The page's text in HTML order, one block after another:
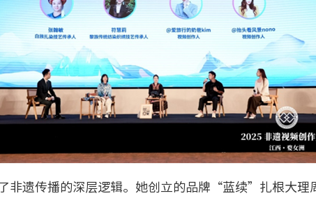
非遗传播的深层逻辑。她创立的品牌“蓝续”扎根大理